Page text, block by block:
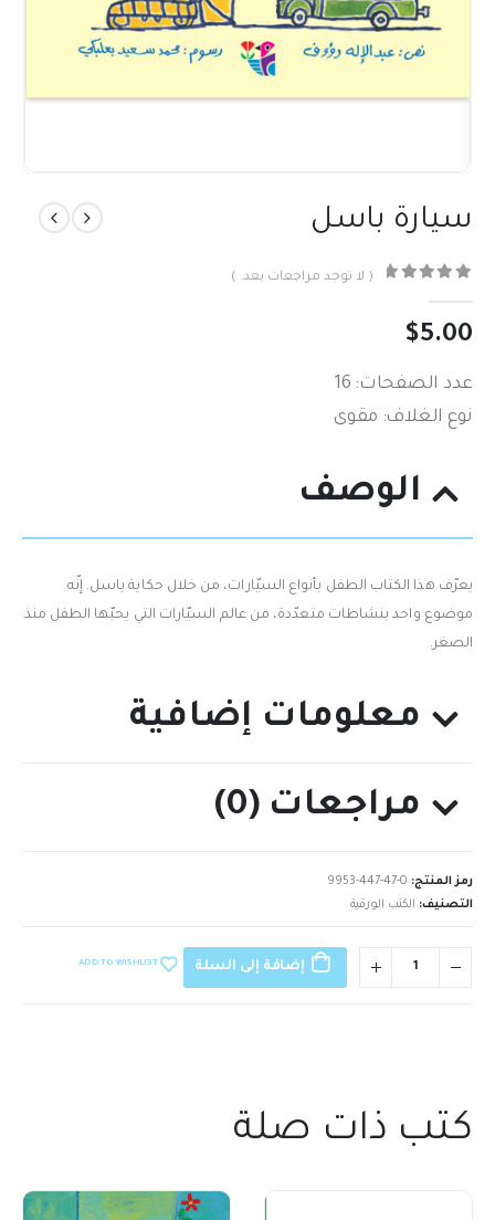
سيارة باسل
( لا توجد مراجعات بعد. )
$5.00
عدد الصفحات: 16
نوع الغلاف: مقوى
الوصف
يعرّف هذا الكتاب الطفل بأنواع السيّارات،‮ ‬من خلال حكاية باسل. إنّه
موضوع واحد بنشاطات متعدّدة، من عالم السيّارات التي يحبّها الطفل منذ
الصغر.
معلومات إضافية
مراجعات (0)
رمز المنتج: 9953-447-47-0
التصنيف: الكتب الورقية
إضافة إلى السلة ADD TO WISHLIST
كتب ذات صلة